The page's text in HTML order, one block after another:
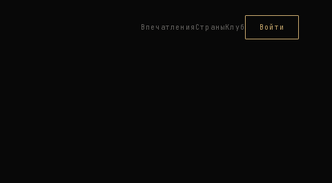
Впечатления СтраныКлуб Войти